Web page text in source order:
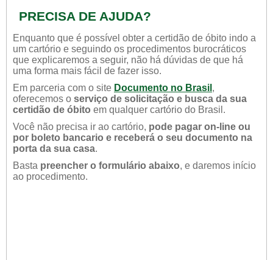
PRECISA DE AJUDA?
Enquanto que é possível obter a certidão de óbito indo a
um cartório e seguindo os procedimentos burocráticos
que explicaremos a seguir, não há dúvidas de que há
uma forma mais fácil de fazer isso.
Em parceria com o site Documento no Brasil ,
oferecemos o serviço de solicitação e busca da sua
certidão de óbito em qualquer cartório do Brasil.
Você não precisa ir ao cartório, pode pagar on-line ou
por boleto bancario e receberá o seu documento na
porta da sua casa.
Basta preencher o formulário abaixo, e daremos início
ao procedimento.